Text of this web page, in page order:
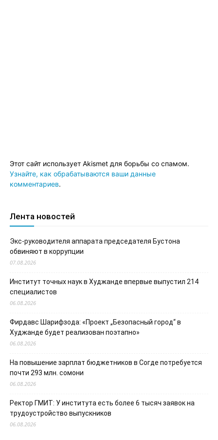
Этот сайт использует Akismet для борьбы со спамом.
Узнайте, как обрабатываются ваши данные
комментариев.
Лента новостей
Экс-руководителя аппарата председателя Бустона
обвиняют в коррупции
07.08.2026
Институт точных наук в Худжанде впервые выпустил 214
специалистов
06.08.2026
Фирдавс Шарифзода: «Проект „Безопасный город“ в
Худжанде будет реализован поэтапно»
06.08.2026
На повышение зарплат бюджетников в Согде потребуется
почти 293 млн. сомони
06.08.2026
Ректор ГМИТ: У института есть более 6 тысяч заявок на
трудоустройство выпускников
06.08.2026